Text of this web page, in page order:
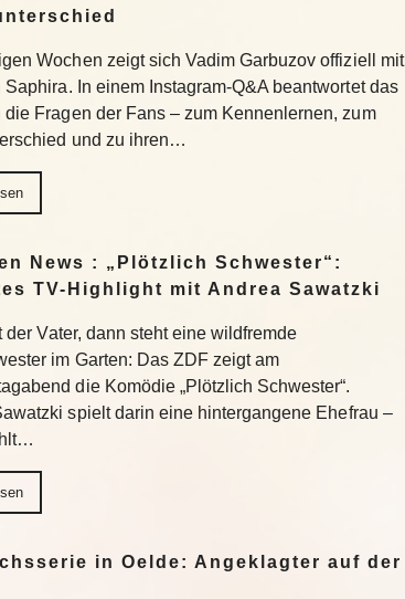
Wochen zeigt sich Vadim Garbuzov offiziell mit
Saphira. In einem Instagram-Q&A beantwortet das
die Fragen der Fans – zum Kennenlernen, zum
und zu ihren…
News : „Plötzlich Schwester“:
TV-Highlight mit Andrea Sawatzki
der Vater, dann steht eine wildfremde
im Garten: Das ZDF zeigt am
die Komödie „Plötzlich Schwester“.
spielt darin eine hintergangene Ehefrau –
in Oelde: Angeklagter auf der